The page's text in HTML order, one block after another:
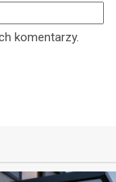
komentarzy.